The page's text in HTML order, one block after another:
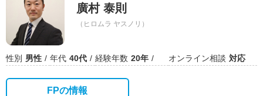
廣村 泰則
（ヒロムラ ヤスノリ）
性別 男性 年代 40代 経験年数 20年 オンライン相談 対応
FPの情報